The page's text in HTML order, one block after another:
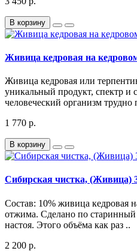
В корзину
Живица кедровая на
Живица кедровая или
уникальный продукт, спектр и
человеческий организм трудно
1 770 р.
В корзину
Сибирская чистка, (Живица)
Состав: 10% живица кедровая
отжима. Сделано по
настоя. Этого объёма как раз ..
2 200 р.